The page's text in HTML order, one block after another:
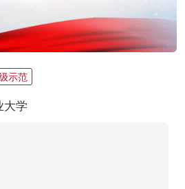
示范
大学